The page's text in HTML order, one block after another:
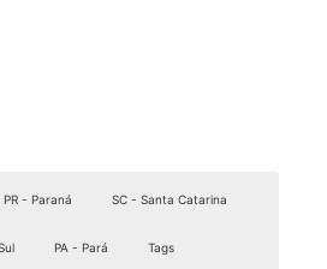
PR - Paraná SC - Santa Catarina
PA - Pará Tags